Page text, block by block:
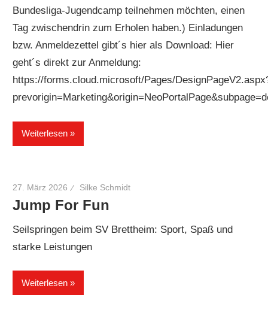
Bundesliga-Jugendcamp teilnehmen möchten, einen
Tag zwischendrin zum Erholen haben.) Einladungen
bzw. Anmeldezettel gibt´s hier als Download: Hier
geht´s direkt zur Anmeldung:
https://forms.cloud.microsoft/Pages/
Weiterlesen
27. März 2026 Silke Schmidt
Jump For Fun
Seilspringen beim SV Brettheim: Sport, Spaß und
starke Leistungen
Weiterlesen